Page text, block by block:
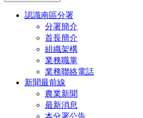
認識南區分署
分署簡介
首長簡介
組織架構
業務職掌
業務聯絡電話
新聞最前線
農業新聞
最新消息
本分署公告